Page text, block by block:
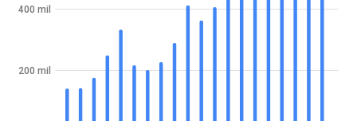
200 mil
400 mil